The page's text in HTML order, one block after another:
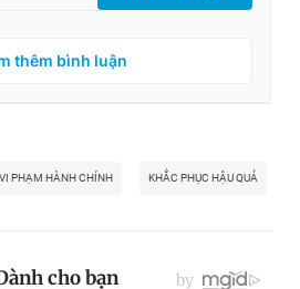
thêm bình luận
PHẠM HÀNH CHÍNH KHẮC PHỤC HẬU QUẢ